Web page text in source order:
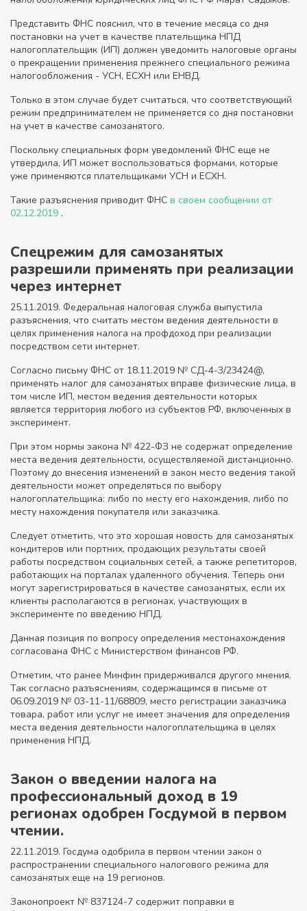
Представить ФНС пояснил, что в течение месяца со дня
постановки на учет в качестве плательщика НПД
налогоплательщик (ИП) должен уведомить налоговые органы
о прекращении применения прежнего специального режима
налогообложения - УСН, ЕСХН или ЕНВД.
Только в этом случае будет считаться, что соответствующий
режим предпринимателем не применяется со дня постановки
на учет в качестве самозанятого.
Поскольку специальных форм уведомлений ФНС еще не
утвердила, ИП может воспользоваться формами, которые
уже применяются плательщиками УСН и ЕСХН.
Такие разъяснения приводит ФНС в своем сообщении от
02.12.2019 .
Спецрежим для самозанятых
разрешили применять при реализации
через интернет
25.11.2019. Федеральная налоговая служба выпустила
разъяснения, что считать местом ведения деятельности в
целях применения налога на профдоход при реализации
посредством сети интернет.
Согласно письму ФНС от 18.11.2019 № СД-4-3/23424@,
применять налог для самозанятых вправе физические лица, в
том числе ИП, местом ведения деятельности которых
является территория любого из субъектов РФ, включенных в
эксперимент.
При этом нормы закона № 422-ФЗ не содержат определение
места ведения деятельности, осуществляемой дистанционно.
Поэтому до внесения изменений в закон место ведения такой
деятельности может определяться по выбору
налогоплательщика: либо по месту его нахождения, либо по
месту нахождения покупателя или заказчика.
Следует отметить, что это хорошая новость для самозанятых
кондитеров или портних, продающих результаты своей
работы посредством социальных сетей, а также репетиторов,
работающих на порталах удаленного обучения. Теперь они
могут зарегистрироваться в качестве самозанятых, если их
клиенты располагаются в регионах, участвующих в
эксперименте по введению НПД.
Данная позиция по вопросу определения местонахождения
согласована ФНС с Министерством финансов РФ.
Отметим, что ранее Минфин придерживался другого мнения.
Так согласно разъяснениям, содержащимся в письме от
06.09.2019 № 03-11-11/68809, место регистрации заказчика
товара, работ или услуг не имеет значения для определения
места ведения деятельности налогоплательщика в целях
применения НПД.
Закон о введении налога на
профессиональный доход в 19
регионах одобрен Госдумой в первом
чтении.
22.11.2019. Госдума одобрила в первом чтении закон о
распространении специального налогового режима для
самозанятых еще на 19 регионов.
Законопроект № 837124-7 содержит поправки в